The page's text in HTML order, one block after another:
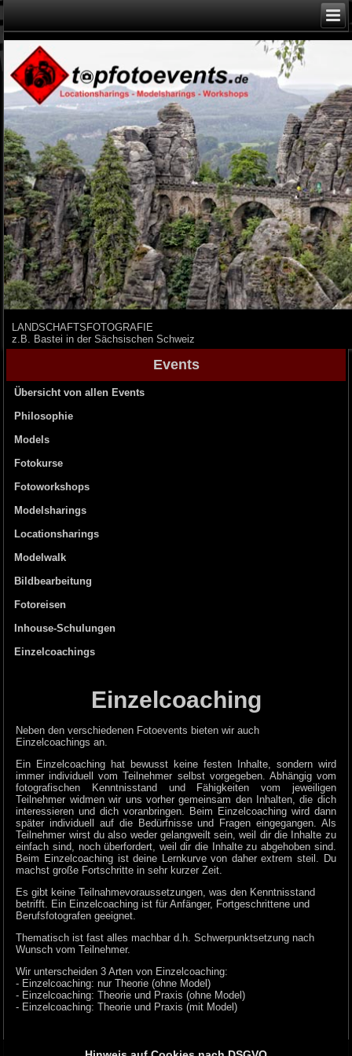
LANDSCHAFTSFOTOGRAFIE
z.B. Bastei in der Sächsischen Schweiz
Events
Übersicht von allen Events
Philosophie
Models
Fotokurse
Fotoworkshops
Modelsharings
Locationsharings
Modelwalk
Bildbearbeitung
Fotoreisen
Inhouse-Schulungen
Einzelcoachings
Einzelcoaching
Neben den verschiedenen Fotoevents bieten wir auch
Einzelcoachings an.
Ein Einzelcoaching hat bewusst keine festen Inhalte, sondern wird
immer individuell vom Teilnehmer selbst vorgegeben. Abhängig vom
fotografischen Kenntnisstand und Fähigkeiten vom jeweiligen
Teilnehmer widmen wir uns vorher gemeinsam den Inhalten, die dich
interessieren und dich voranbringen. Beim Einzelcoaching wird dann
später individuell auf die Bedürfnisse und Fragen eingegangen. Als
Teilnehmer wirst du also weder gelangweilt sein, weil dir die Inhalte zu
einfach sind, noch überfordert, weil dir die Inhalte zu abgehoben sind.
Beim Einzelcoaching ist deine Lernkurve von daher extrem steil. Du
machstgroße Fortschritte in sehr kurzer Zeit.
Es gibt keine Teilnahmevoraussetzungen, was den Kenntnisstand
betrifft. Ein Einzelcoaching ist für Anfänger, Fortgeschrittene und
Berufsfotografen geeignet.
Thematisch ist fast alles machbar d.h. Schwerpunktsetzung nach
Wunsch vom Teilnehmer.
Wir unterscheiden 3 Arten von Einzelcoaching:
- Einzelcoaching: nur Theorie (ohne Model)
- Einzelcoaching: Theorie und Praxis (ohne Model)
- Einzelcoaching: Theorie und Praxis (mit Model)